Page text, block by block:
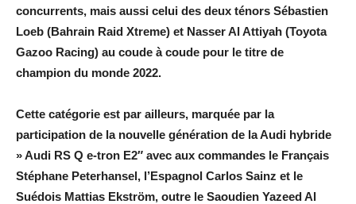
concurrents, mais aussi celui des deux ténors Sébastien
Loeb (Bahrain Raid Xtreme) et Nasser Al Attiyah (Toyota
Gazoo Racing) au coude à coude pour le titre de
champion du monde 2022.
Cette catégorie est par ailleurs, marquée par la
participation de la nouvelle génération de la Audi hybride
» Audi RS Q e-tron E2″ avec aux commandes le Français
Stéphane Peterhansel, l’Espagnol Carlos Sainz et le
Suédois Mattias Ekström, outre le Saoudien Yazeed Al